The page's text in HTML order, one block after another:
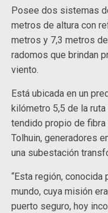
Posee dos sistemas
metros de altura con
metros y 7,3 metros
radomos que brindan
viento.
Está ubicada en un
kilómetro 5,5 de la
tendido propio de
Tolhuin, generadores
una subestación
“Esta región,
mundo, cuya misión
puerto seguro, hoy